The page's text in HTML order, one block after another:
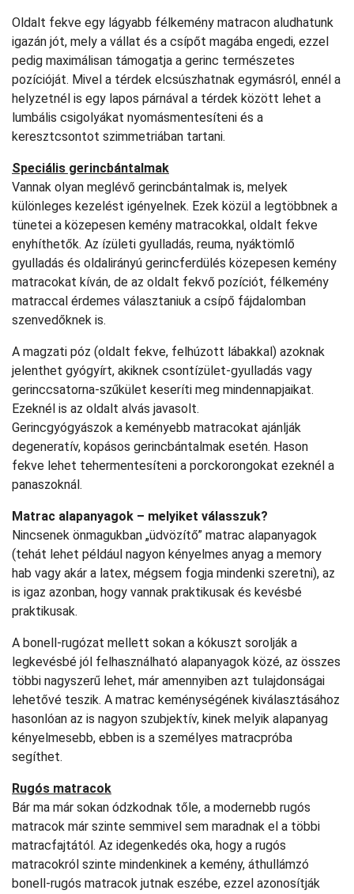
Oldalt fekve egy lágyabb félkemény matracon aludhatunk
igazán jót, mely a vállat és a csípőt magába engedi, ezzel
pedig maximálisan támogatja a gerinc természetes
pozícióját. Mivel a térdek elcsúszhatnak egymásról, ennél a
helyzetnél is egy lapos párnával a térdek között lehet a
lumbális csigolyákat nyomásmentesíteni és a
keresztcsontot szimmetriában tartani.
Speciális gerincbántalmak
Vannak olyan meglévő gerincbántalmak is, melyek
különleges kezelést igényelnek. Ezek közül a legtöbbnek a
tünetei a közepesen kemény matracokkal, oldalt fekve
enyhíthetők. Az ízületi gyulladás, reuma, nyáktömlő
gyulladás és oldalirányú gerincferdülés közepesen kemény
matracokat kíván, de az oldalt fekvő pozíciót, félkemény
matraccal érdemes választaniuk a csípő fájdalomban
szenvedőknek is.
A magzati póz (oldalt fekve, felhúzott lábakkal) azoknak
jelenthet gyógyírt, akiknek csontízület-gyulladás vagy
gerinccsatorna-szűkület keseríti meg mindennapjaikat.
Ezeknél is az oldalt alvás javasolt.
Gerincgyógyászok a keményebb matracokat ajánlják
degeneratív, kopásos gerincbántalmak esetén. Hason
fekve lehet tehermentesíteni a porckorongokat ezeknél a
panaszoknál.
Matrac alapanyagok – melyiket válasszuk?
Nincsenek önmagukban „üdvözítő” matrac alapanyagok
(tehát lehet például nagyon kényelmes anyag a memory
hab vagy akár a latex, mégsem fogja mindenki szeretni), az
is igaz azonban, hogy vannak praktikusak és kevésbé
praktikusak.
A bonell-rugózat mellett sokan a kókuszt sorolják a
legkevésbé jól felhasználható alapanyagok közé, az összes
többi nagyszerű lehet, már amennyiben azt tulajdonságai
lehetővé teszik. A matrac keménységének kiválasztásához
hasonlóan az is nagyon szubjektív, kinek melyik alapanyag
kényelmesebb, ebben is a személyes matracpróba
segíthet.
Rugós matracok
Bár ma már sokan ódzkodnak tőle, a modernebb rugós
matracok már szinte semmivel sem maradnak el a többi
matracfajtától. Az idegenkedés oka, hogy a rugós
matracokról szinte mindenkinek a kemény, áthullámzó
bonell-rugós matracok jutnak eszébe, ezzel azonosítják